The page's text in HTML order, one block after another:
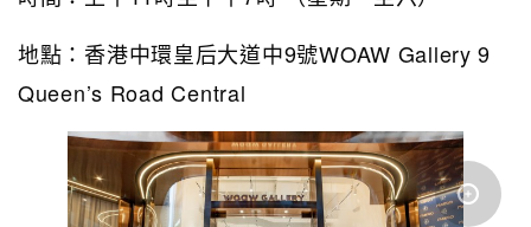
地點：香港中環皇后大道中9號WOAW Gallery 9
Queen’s Road Central